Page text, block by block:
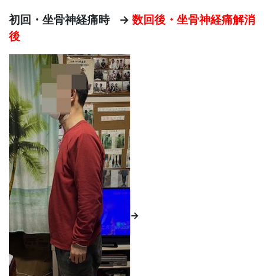
初回・坐骨神経痛時 → 数回後・坐骨神経痛解消
後
→